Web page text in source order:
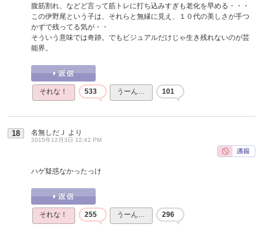
腹筋割れ、などど言って筋トレに打ち込みすぎも老化を早める・・・
この伊野尾という子は、それらと無縁に見え、１０代の美しさが手つ
かずで残ってる気が・・
そういう意味では奇跡。でもビジュアルだけじゃ生き残れないのが芸
能界。
それな！ 533 うーん… 101
18 名無しだＪ より
2015年12月3日 12:42 PM
ハゲ疑惑なかったっけ
それな！ 255 うーん… 296